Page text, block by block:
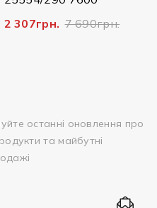
2 307грн. 7 690грн.
останні оновлення про
та майбутні